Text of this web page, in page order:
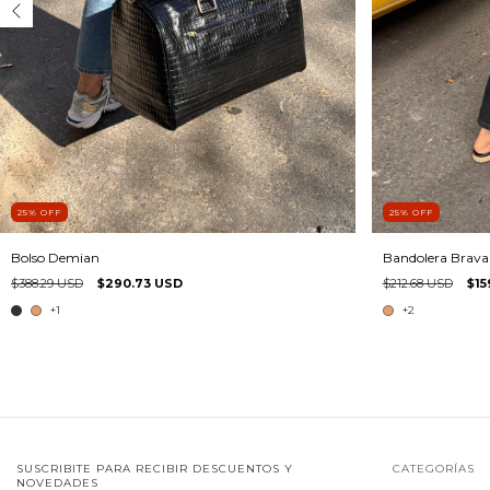
25% OFF
Bolso Demian
$388.29 USD $290.73 USD
+1
25% OFF
Bandolera Brava
$212.68 USD
+2
SUSCRIBITE PARA RECIBIR DESCUENTOS Y
NOVEDADES
CATEGORÍAS